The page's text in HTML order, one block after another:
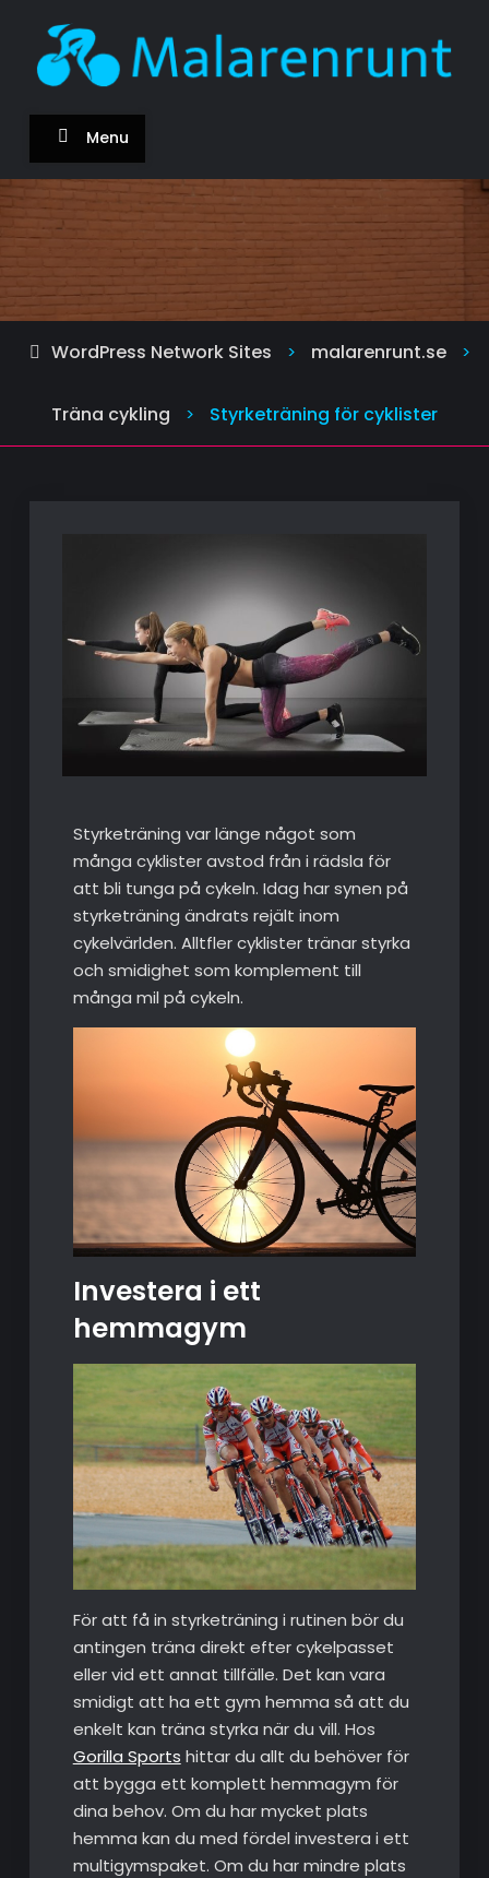
content
malarenrunt.se
Om cykeln och att cykla
Menu
WordPress Network Sites > malarenrunt.se >
Träna cykling > Styrketräning för cyklister
Styrketräning var länge något som
många cyklister avstod från i rädsla för
att bli tunga på cykeln. Idag har synen på
styrketräning ändrats rejält inom
cykelvärlden. Alltfler cyklister tränar styrka
och smidighet som komplement till
många mil på cykeln.
Investera i ett
hemmagym
För att få in styrketräning i rutinen bör du
antingen träna direkt efter cykelpasset
eller vid ett annat tillfälle. Det kan vara
smidigt att ha ett gym hemma så att du
enkelt kan träna styrka när du vill. Hos
Gorilla Sports hittar du allt du behöver för
att bygga ett komplett hemmagym för
dina behov. Om du har mycket plats
hemma kan du med fördel investera i ett
multigymspaket. Om du har mindre plats